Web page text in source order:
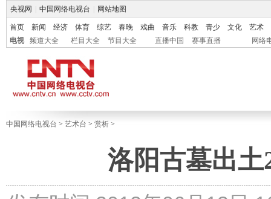
央视网 中国网络电视台 网站地图
首页 新闻 经济 体育 综艺 春晚 戏曲 音乐 科教 青少 文化
艺术
电视
频道大全 栏目大全 节目大全 直播中国 赛事直播 网络
中国网络电视台 > 艺术台 > 赏析 >
洛阳古墓出